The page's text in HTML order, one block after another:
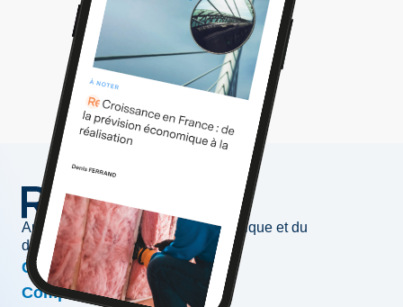
Au service de l'information économique et du
développement des entreprises
Conjoncture & prévisions
Compétitivité & croissance